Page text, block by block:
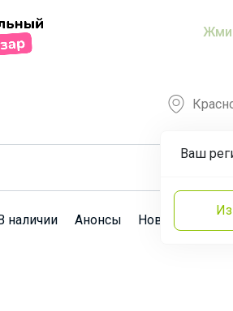
Жми
Ваш
наличии Анонсы Новости